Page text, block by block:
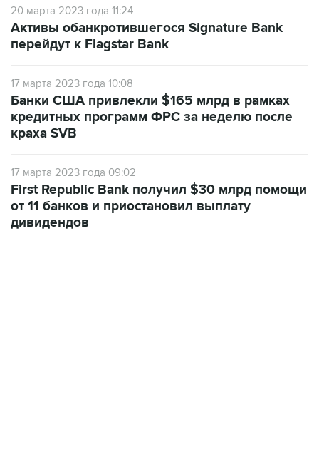
20 марта 2023 года 11:24
Активы обанкротившегося Signature Bank
перейдут к Flagstar Bank
17 марта 2023 года 10:08
Банки США привлекли $165 млрд в рамках
кредитных программ ФРС за неделю после
краха SVB
17 марта 2023 года 09:02
First Republic Bank получил $30 млрд помощи
от 11 банков и приостановил выплату
дивидендов